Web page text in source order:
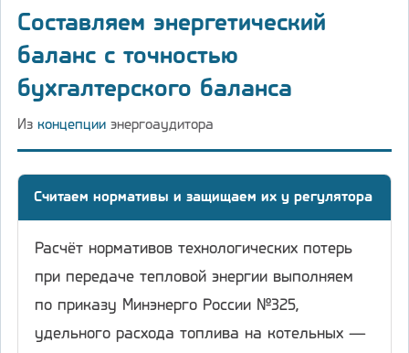
Составляем энергетический
баланс с точностью
бухгалтерского баланса
Из концепции энергоаудитора
Считаем нормативы и защищаем их у регулятора
Расчёт нормативов технологических потерь
при передаче тепловой энергии выполняем
по приказу Минэнерго России №325,
удельного расхода топлива на котельных —